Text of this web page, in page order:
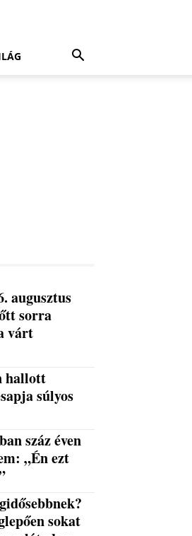
augusztus
sorra
várt
hallott
súlyos
száz éven
„Én ezt
sokat